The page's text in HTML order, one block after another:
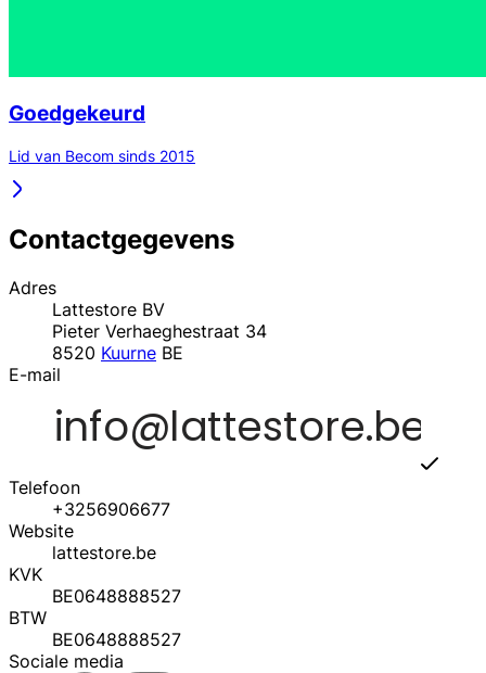
Goedgekeurd
Lid van Becom sinds 2015
Contactgegevens
Adres
Lattestore BV
Pieter Verhaeghestraat 34
8520 Kuurne BE
E-mail
Telefoon
+3256906677
Website
lattestore.be
KVK
BE0648888527
BTW
BE0648888527
Sociale media